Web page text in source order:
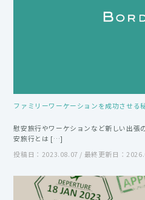
ファミリーワーケーションを成功させる
慰安旅行やワーケションなど新しい出張
安旅行とは […]
投稿日：2023.08.07 / 最終更新日：